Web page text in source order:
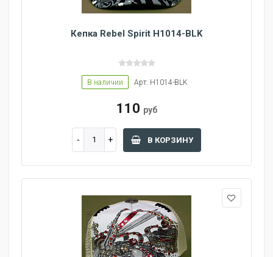
Кепка Rebel Spirit H1014-BLK
В наличии Арт: H1014-BLK
110 руб
В КОРЗИНУ